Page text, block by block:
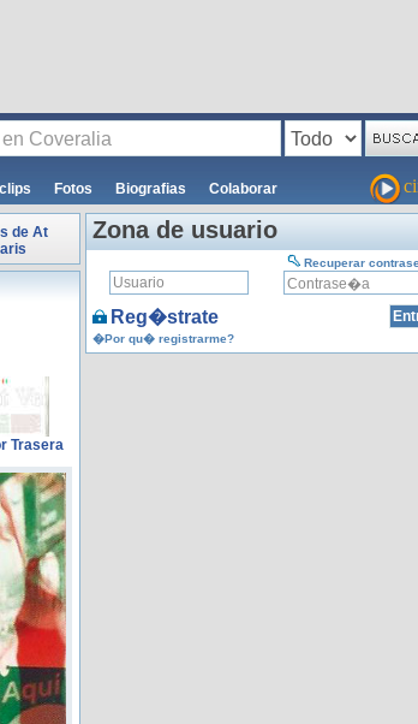
Fotos Biografias Colaborar
de At
Trasera
Zona de usuario
Recuperar
Reg�strate
�Por qu� registrarme?